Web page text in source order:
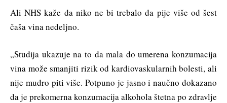
Ali NHS kaže da niko ne bi trebalo da pije više od šest
čaša vina nedeljno.
„Studija ukazuje na to da mala do umerena konzumacija
vina može smanjiti rizik od kardiovaskularnih bolesti, ali
nije mudro piti više. Potpuno je jasno i naučno dokazano
da je prekomerna konzumacija alkohola štetna po zdravlje